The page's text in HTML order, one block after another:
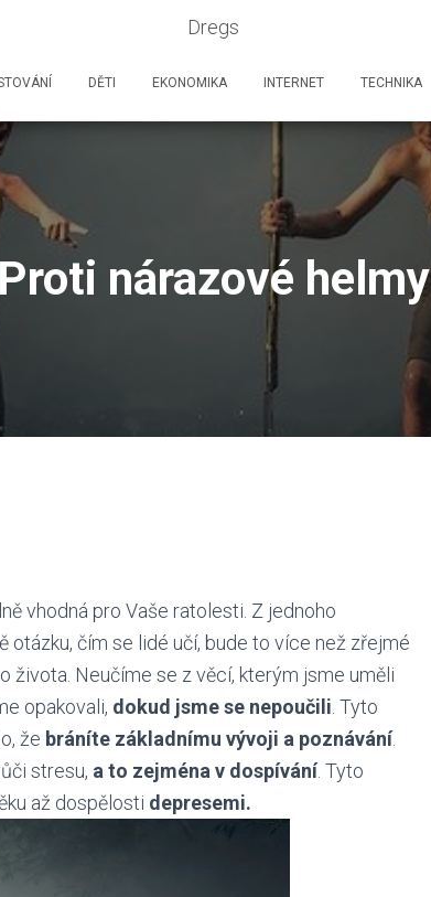
Dregs
DĚTI EKONOMIKA INTERNET TECHNIKA
Proti nárazové helmy
vhodná pro Vaše ratolesti. Z jednoho
otázku, čím se lidé učí, bude to více než zřejmé
života. Neučíme se z věcí, kterým jsme uměli
opakovali, dokud jsme se nepoučili . Tyto
že bráníte základnímu vývoji a poznávání.
stresu, a to zejména v dospívání. Tyto
až dospělosti depresemi.